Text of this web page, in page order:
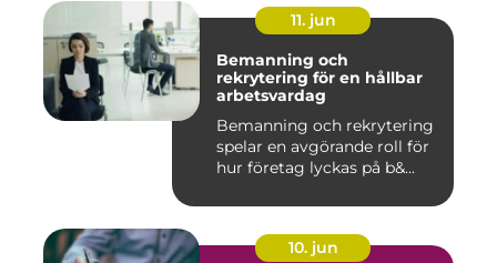
11. jun
Bemanning och
rekrytering för en hållbar
arbetsvardag
Bemanning och rekrytering
spelar en avgörande roll för
hur företag lyckas på b&...
10. jun